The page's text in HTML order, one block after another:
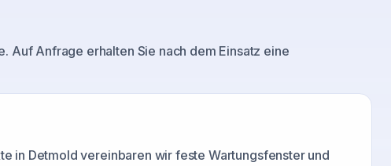
Auf Anfrage erhalten Sie nach dem Einsatz eine
in Detmold vereinbaren wir feste Wartungsfenster und